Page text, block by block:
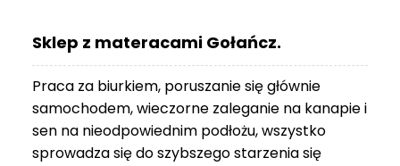
Sklep z materacami Gołańcz.
Praca za biurkiem, poruszanie się głównie
samochodem, wieczorne zaleganie na kanapie i
sen na nieodpowiednim podłożu, wszystko
sprowadza się do szybszego starzenia się